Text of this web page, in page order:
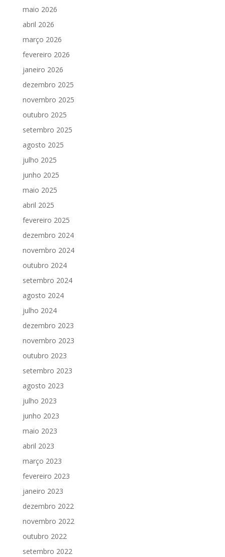
maio 2026
abril 2026
março 2026
fevereiro 2026
janeiro 2026
dezembro 2025
novembro 2025
outubro 2025
setembro 2025
agosto 2025
julho 2025
junho 2025
maio 2025
abril 2025
fevereiro 2025
dezembro 2024
novembro 2024
outubro 2024
setembro 2024
agosto 2024
julho 2024
dezembro 2023
novembro 2023
outubro 2023
setembro 2023
agosto 2023
julho 2023
junho 2023
maio 2023
abril 2023
março 2023
fevereiro 2023
janeiro 2023
dezembro 2022
novembro 2022
outubro 2022
setembro 2022